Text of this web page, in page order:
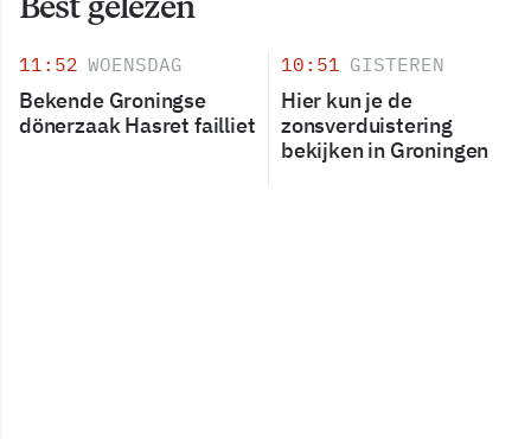
11:52 WOENSDAG
Bekende Groningse
dönerzaak Hasret failliet
10:51 GISTEREN
Hier kun je de
zonsverduistering
bekijken in Groningen